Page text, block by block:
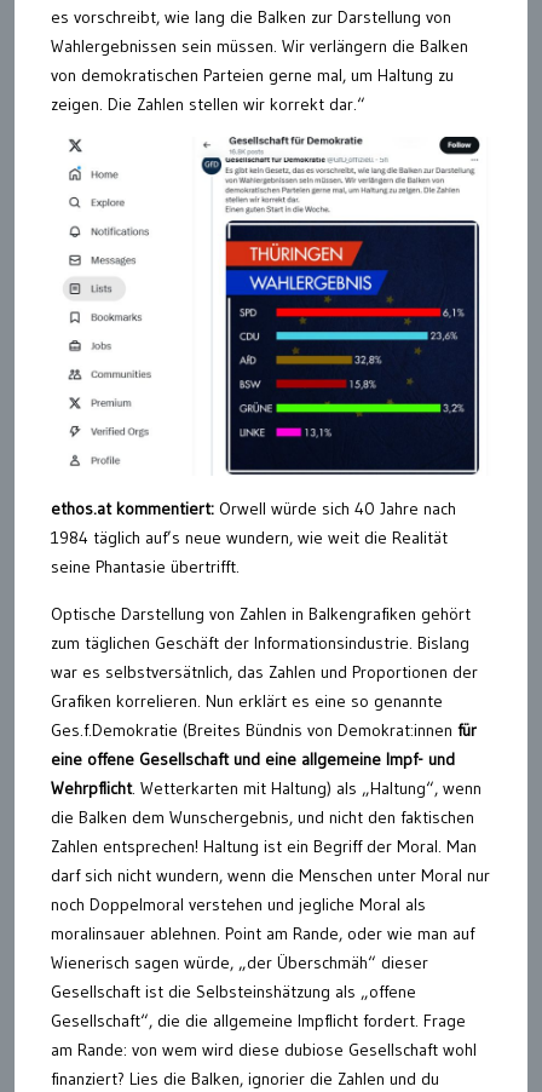
es vorschreibt, wie lang die Balken zur Darstellung von
Wahlergebnissen sein müssen. Wir verlängern die Balken
von demokratischen Parteien gerne mal, um Haltung zu
zeigen. Die Zahlen stellen wir korrekt dar.“
ethos.at kommentiert: Orwell würde sich 40 Jahre nach
1984 täglich auf’s neue wundern, wie weit die Realität
seine Phantasie übertrifft.
Optische Darstellung von Zahlen in Balkengrafiken gehört
zum täglichen Geschäft der Informationsindustrie. Bislang
war es selbstversätnlich, das Zahlen und Proportionen der
Grafiken korrelieren. Nun erklärt es eine so genannte
Ges.f.Demokratie (Breites Bündnis von Demokrat:innen für
eine offene Gesellschaft und eine allgemeine Impf- und
Wehrpflicht. Wetterkarten mit Haltung) als „Haltung“, wenn
die Balken dem Wunschergebnis, und nicht den faktischen
Zahlen entsprechen! Haltung ist ein Begriff der Moral. Man
darf sich nicht wundern, wenn die Menschen unter Moral nur
noch Doppelmoral verstehen und jegliche Moral als
moralinsauer ablehnen. Point am Rande, oder wie man auf
Wienerisch sagen würde, „der Überschmäh“ dieser
Gesellschaft ist die Selbsteinshätzung als „offene
Gesellschaft“, die die allgemeine Impflicht fordert. Frage
am Rande: von wem wird diese dubiose Gesellschaft wohl
finanziert? Lies die Balken, ignorier die Zahlen und du